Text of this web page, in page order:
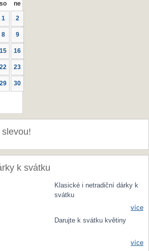
so ne
1 2
8 9
15 16
22 23
29 30
k svátku
Klasické i netradiční dárky k
svátku
více
Darujte k svátku květiny
více